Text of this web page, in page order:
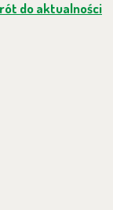
do aktualności